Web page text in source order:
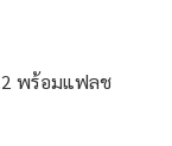
พร้อมแฟลช